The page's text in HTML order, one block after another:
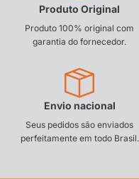
Produto Original
Produto 100% original com
garantia do fornecedor.
Envio nacional
Seus pedidos são enviados
perfeitamente em todo Brasil.